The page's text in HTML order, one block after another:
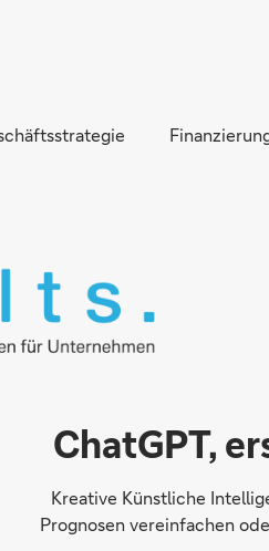
ChatGPT,
Kreative Künstliche
Prognosen vereinfachen